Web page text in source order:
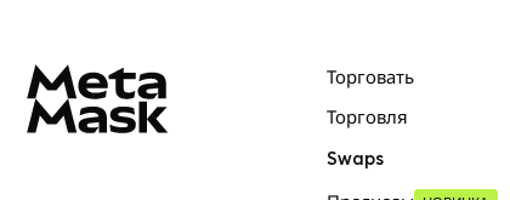
Торговать
Торговля
Swaps